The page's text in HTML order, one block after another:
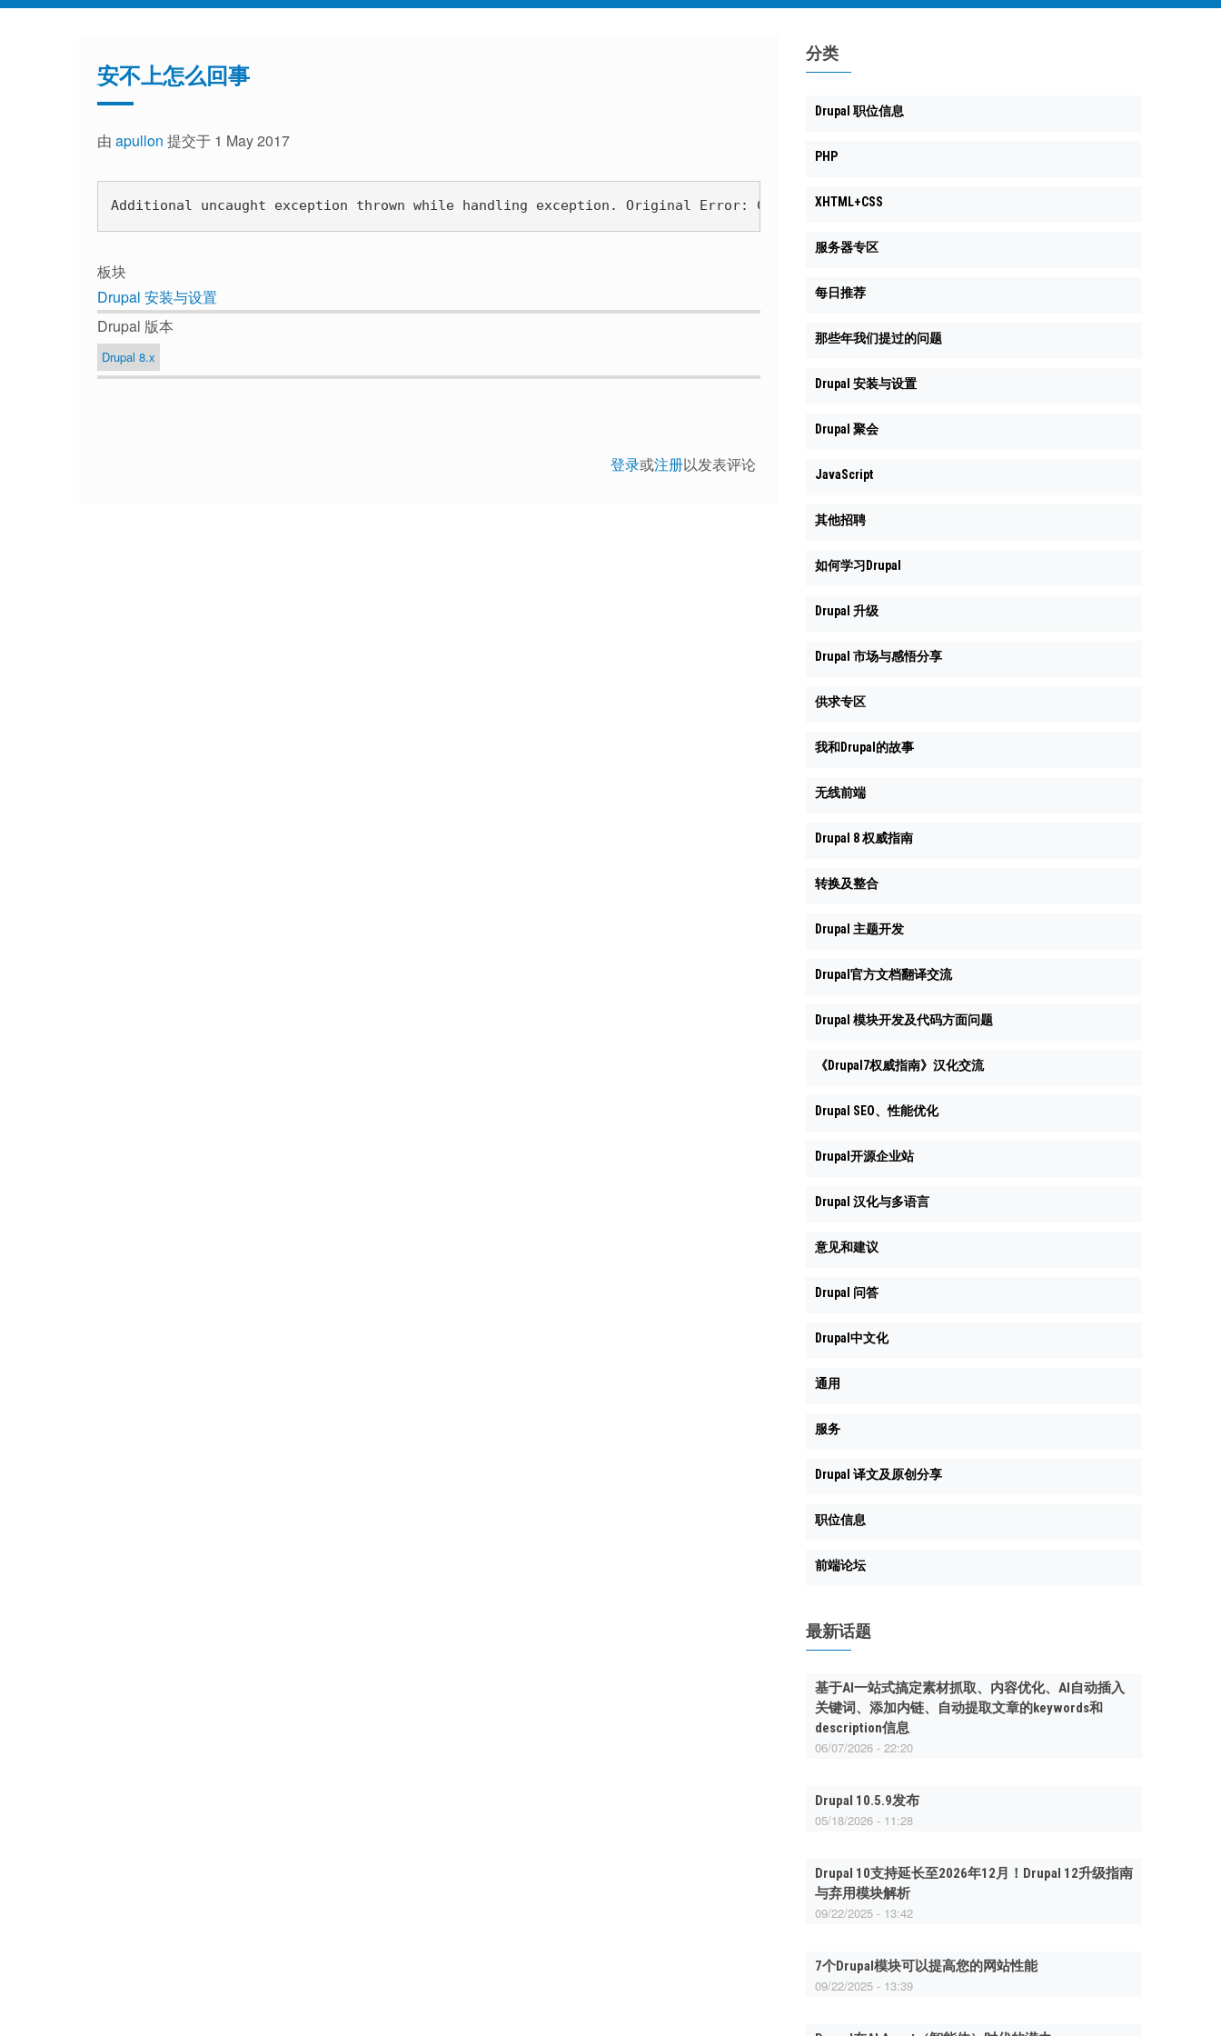
安不上怎么回事
由 apullon 提交于 1 May 2017
Additional uncaught exception thrown while handling exception. Original Error: Class
板块
Drupal 安装与设置
Drupal 版本
Drupal 8.x
登录或注册以发表评论
分类
Drupal 职位信息
PHP
XHTML+CSS
服务器专区
每日推荐
那些年我们提过的问题
Drupal 安装与设置
Drupal 聚会
JavaScript
其他招聘
如何学习Drupal
Drupal 升级
Drupal 市场与感悟分享
供求专区
我和Drupal的故事
无线前端
Drupal 8 权威指南
转换及整合
Drupal 主题开发
Drupal官方文档翻译交流
Drupal 模块开发及代码方面问题
《Drupal7权威指南》汉化交流
Drupal SEO、性能优化
Drupal开源企业站
Drupal 汉化与多语言
意见和建议
Drupal 问答
Drupal中文化
通用
服务
Drupal 译文及原创分享
职位信息
前端论坛
最新话题
基于AI一站式搞定素材抓取、内容优化、AI自动插入
关键词、添加内链、自动提取文章的keywords和
description信息
06/07/2026 - 22:20
Drupal 10.5.9发布
05/18/2026 - 11:28
Drupal 10支持延长至2026年12月！Drupal 12升级指南
与弃用模块解析
09/22/2025 - 13:42
7个Drupal模块可以提高您的网站性能
09/22/2025 - 13:39